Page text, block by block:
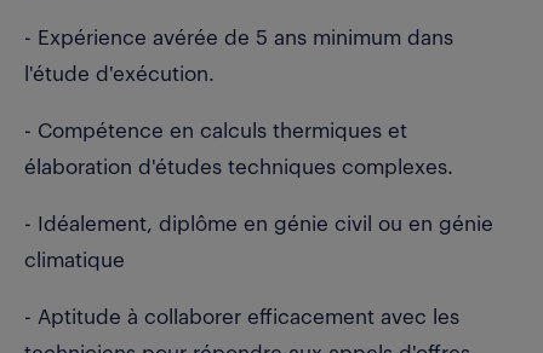
- Expérience avérée de 5 ans minimum dans
l'étude d'exécution.
- Compétence en calculs thermiques et
élaboration d'études techniques complexes.
- Idéalement, diplôme en génie civil ou en génie
climatique
- Aptitude à collaborer efficacement avec les